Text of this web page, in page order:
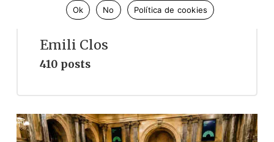
Emili Clos
410 posts
Ok
No Política de cookies